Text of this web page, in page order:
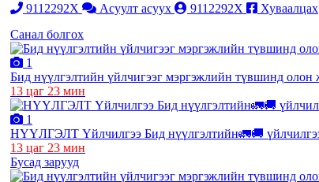
9112292X
Асуулт асуух 9112292X
Хуваалцах
Санал болгох
1
Бид нүүлгэлтийн үйлчигээг мэргэжлийн түвшинд олон
13 цаг 23 мин
1
НҮҮЛГЭЛТ Үйлчилгээ Бид нүүлгэлтийн🚛🚚
13 цаг 23 мин
Бусад зарууд